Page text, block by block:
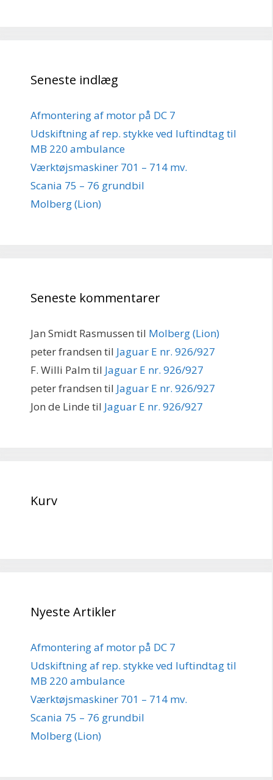
Seneste indlæg
Afmontering af motor på DC 7
Udskiftning af rep. stykke ved luftindtag til
MB 220 ambulance
Værktøjsmaskiner 701 – 714 mv.
Scania 75 – 76 grundbil
Molberg (Lion)
Seneste kommentarer
Jan Smidt Rasmussen til Molberg (Lion)
peter frandsen til Jaguar E nr. 926/927
F. Willi Palm til Jaguar E nr. 926/927
peter frandsen til Jaguar E nr. 926/927
Jon de Linde til Jaguar E nr. 926/927
Kurv
Nyeste Artikler
Afmontering af motor på DC 7
Udskiftning af rep. stykke ved luftindtag til
MB 220 ambulance
Værktøjsmaskiner 701 – 714 mv.
Scania 75 – 76 grundbil
Molberg (Lion)